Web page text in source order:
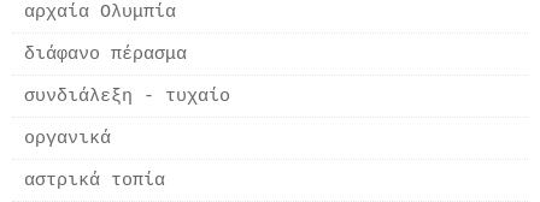
αρχαία Ολυμπία
διάφανο πέρασμα
συνδιάλεξη - τυχαίο
οργανικά
αστρικά τοπία